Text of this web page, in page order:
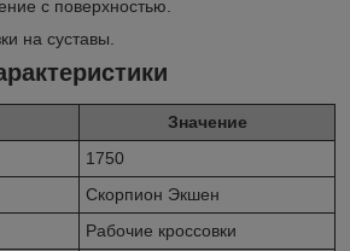
с поверхностью.
на суставы.
Значение
1750
Скорпион Экшен
Рабочие кроссовки